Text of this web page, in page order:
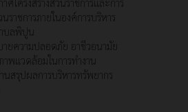
ราชการภายในองค์การบริหาร
บลพิปูน
ายความปลอดภัย อาชีวอนามัย
าพแวดล้อมในการทำงาน
านสรุปผลการบริหารทรัพยากร